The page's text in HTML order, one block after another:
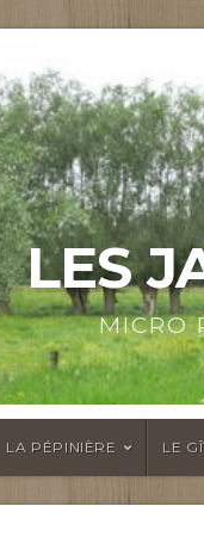
LES
MICRO
LA PÉPINIÈRE LE